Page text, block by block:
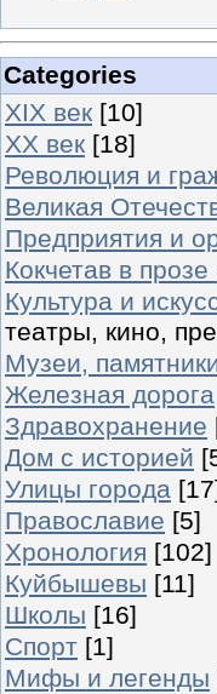
Categories
XIX век [10]
XX век [18]
Революция и
Великая
Предприятия и
Кокчетав в
Культура и
театры, кино,
Музеи,
Железная дорога
Здравохранение
Дом с историей
Улицы города
Православие [5]
Хронология [102]
Куйбышевы [11]
Школы [16]
Спорт [1]
Мифы и легенды